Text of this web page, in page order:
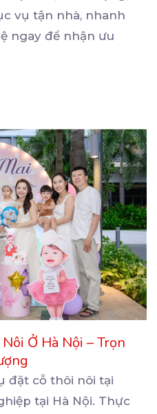
vụ tận nhà, nhanh
ngay để nhận ưu
Ở Hà Nội – Trọn
đặt cỗ thôi nôi tại
tại Hà Nội. Thực